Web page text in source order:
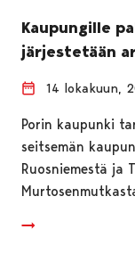
Kaupungille
järjestetään
14 lokakuun,
Porin kaupunki
seitsemän
Ruosniemestä ja